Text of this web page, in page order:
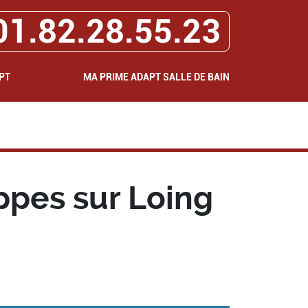
MA PRIME ADAPT SALLE DE BAIN
sur Loing